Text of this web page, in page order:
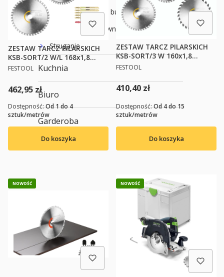
Prace remontowo budowlane
Budownictwo drewniane / Ciesielstwo
Struganie
Kuchnia
Biuro
Garderoba
ZESTAW TARCZ PILARSKICH
KSB-SORT/2 W/L 168x1,8
FESTOOL 578567
PRODUCENT
FESTOOL
Cena
462,95 zł
Do koszyka
Dostępność:Od 1 do 4
sztuk/metrów
ZESTAW TARCZ PILARSKICH
KSB-SORT/3 W 160x1,8
FESTOOL 578566
PRODUCENT
FESTOOL
Cena
410,40 zł
Do koszyka
Dostępność:Od 4 do 15
sztuk/metrów
NOWOŚĆ NOWOŚĆ